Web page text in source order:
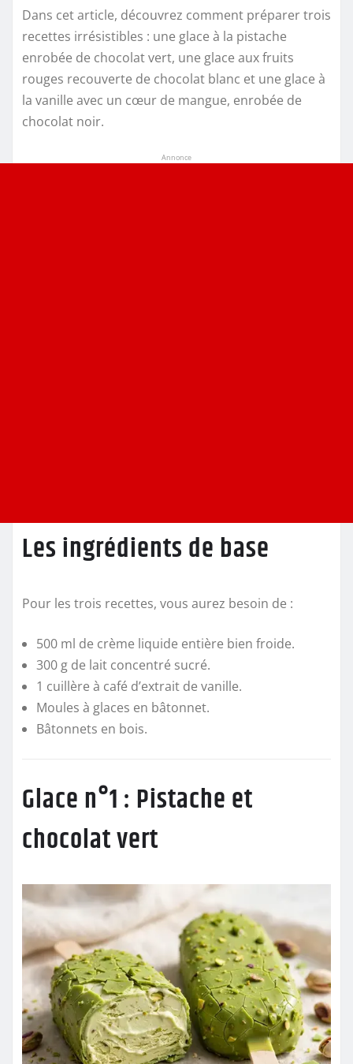
Dans cet article, découvrez comment préparer trois
recettes irrésistibles : une glace à la pistache
enrobée de chocolat vert, une glace aux fruits
rouges recouverte de chocolat blanc et une glace à
la vanille avec un cœur de mangue, enrobée de
chocolat noir.
Annonce
Les ingrédients de base
Pour les trois recettes, vous aurez besoin de :
500 ml de crème liquide entière bien froide.
300 g de lait concentré sucré.
1 cuillère à café d’extrait de vanille.
Moules à glaces en bâtonnet.
Bâtonnets en bois.
Glace n°1 : Pistache et
chocolat vert